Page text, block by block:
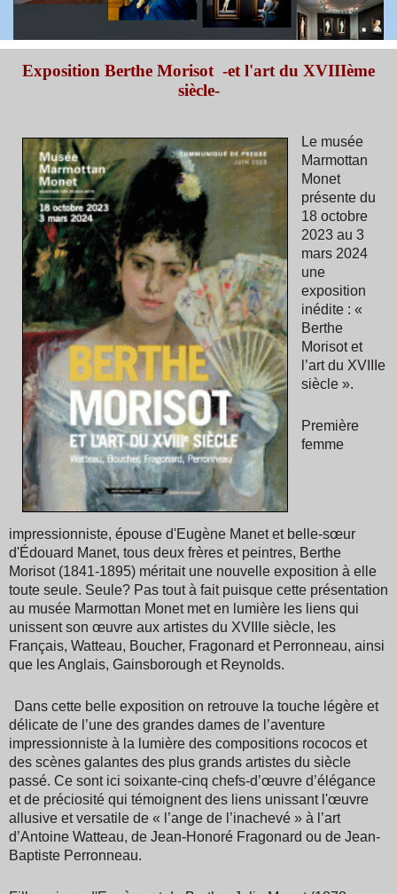
Exposition Berthe Morisot -et l'art du XVIIIème
siècle-
Le musée
Marmottan
Monet
présente du
18 octobre
2023 au 3
mars 2024
une
exposition
inédite : «
Berthe
Morisot et
l’art du XVIIIe
siècle ».
Première
femme
impressionniste, épouse d'Eugène Manet et belle-sœur
d'Édouard Manet, tous deux frères et peintres, Berthe
Morisot (1841-1895) méritait une nouvelle exposition à elle
toute seule. Seule? Pas tout à fait puisque cette présentation
au musée Marmottan Monet met en lumière les liens qui
unissent son œuvre aux artistes du XVIIIe siècle, les
Français, Watteau, Boucher, Fragonard et Perronneau, ainsi
que les Anglais, Gainsborough et Reynolds.
Dans cette belle exposition on retrouve la touche légère et
délicate de l’une des grandes dames de l’aventure
impressionniste à la lumière des compositions rococos et
des scènes galantes des plus grands artistes du siècle
passé. Ce sont ici soixante-cinq chefs-d’œuvre d’élégance
et de préciosité qui témoignent des liens unissant l'œuvre
allusive et versatile de « l’ange de l’inachevé » à l’art
d’Antoine Watteau, de Jean-Honoré Fragonard ou de Jean-
Baptiste Perronneau.